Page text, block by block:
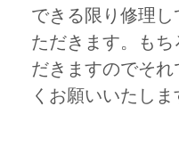
できる限り修理
ただきます。も
だきますのでそ
くお願いいたしま